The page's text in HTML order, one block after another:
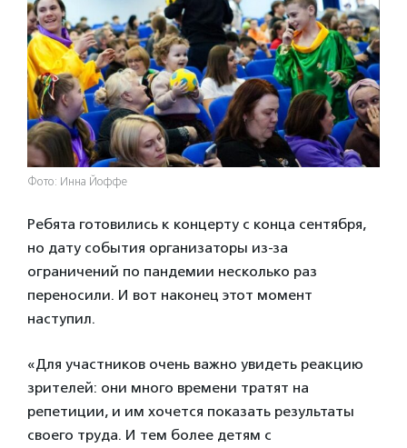
Фото: Инна Йоффе
Ребята готовились к концерту с конца сентября,
но дату события организаторы из-за
ограничений по пандемии несколько раз
переносили. И вот наконец этот момент
наступил.
«Для участников очень важно увидеть реакцию
зрителей: они много времени тратят на
репетиции, и им хочется показать результаты
своего труда. И тем более детям с